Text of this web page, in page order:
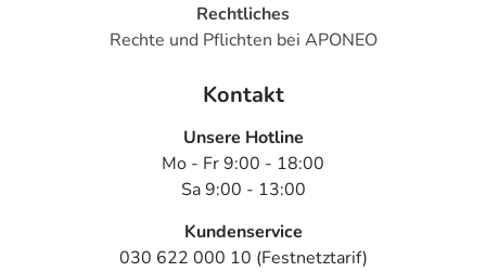
Rechtliches
Rechte und Pflichten bei APONEO
Kontakt
Unsere Hotline
Mo - Fr 9:00 - 18:00
Sa 9:00 - 13:00
Kundenservice
030 622 000 10 (Festnetztarif)